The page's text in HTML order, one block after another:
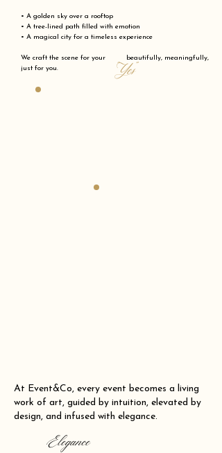
• A golden sky over a rooftop
• A tree-lined path filled with emotion
• A magical city for a timeless experience
We craft the scene for your beautifully, meaningfully,
just for you.
"Yes"
At Event&Co, every event becomes a living
work of art, guided by intuition, elevated by
design, and infused with elegance.
Elegance